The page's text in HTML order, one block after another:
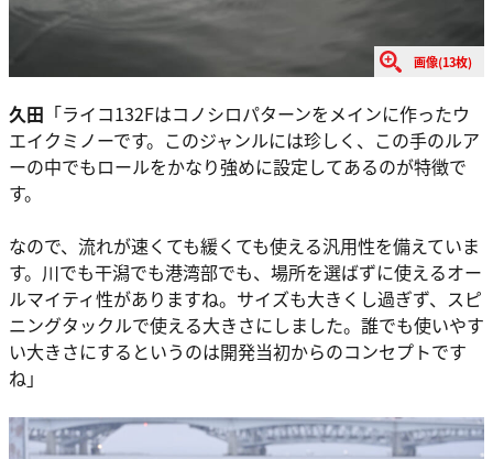
画像(13枚)
久田 「ライコ132Fはコノシロパターンをメインに作ったウ
エイクミノーです。このジャンルには珍しく、この手のルア
ーの中でもロールをかなり強めに設定してあるのが特徴で
す。
なので、流れが速くても緩くても使える汎用性を備えていま
す。川でも干潟でも港湾部でも、場所を選ばずに使えるオー
ルマイティ性がありますね。サイズも大きくし過ぎず、スピ
ニングタックルで使える大きさにしました。誰でも使いやす
い大きさにするというのは開発当初からのコンセプトです
ね」